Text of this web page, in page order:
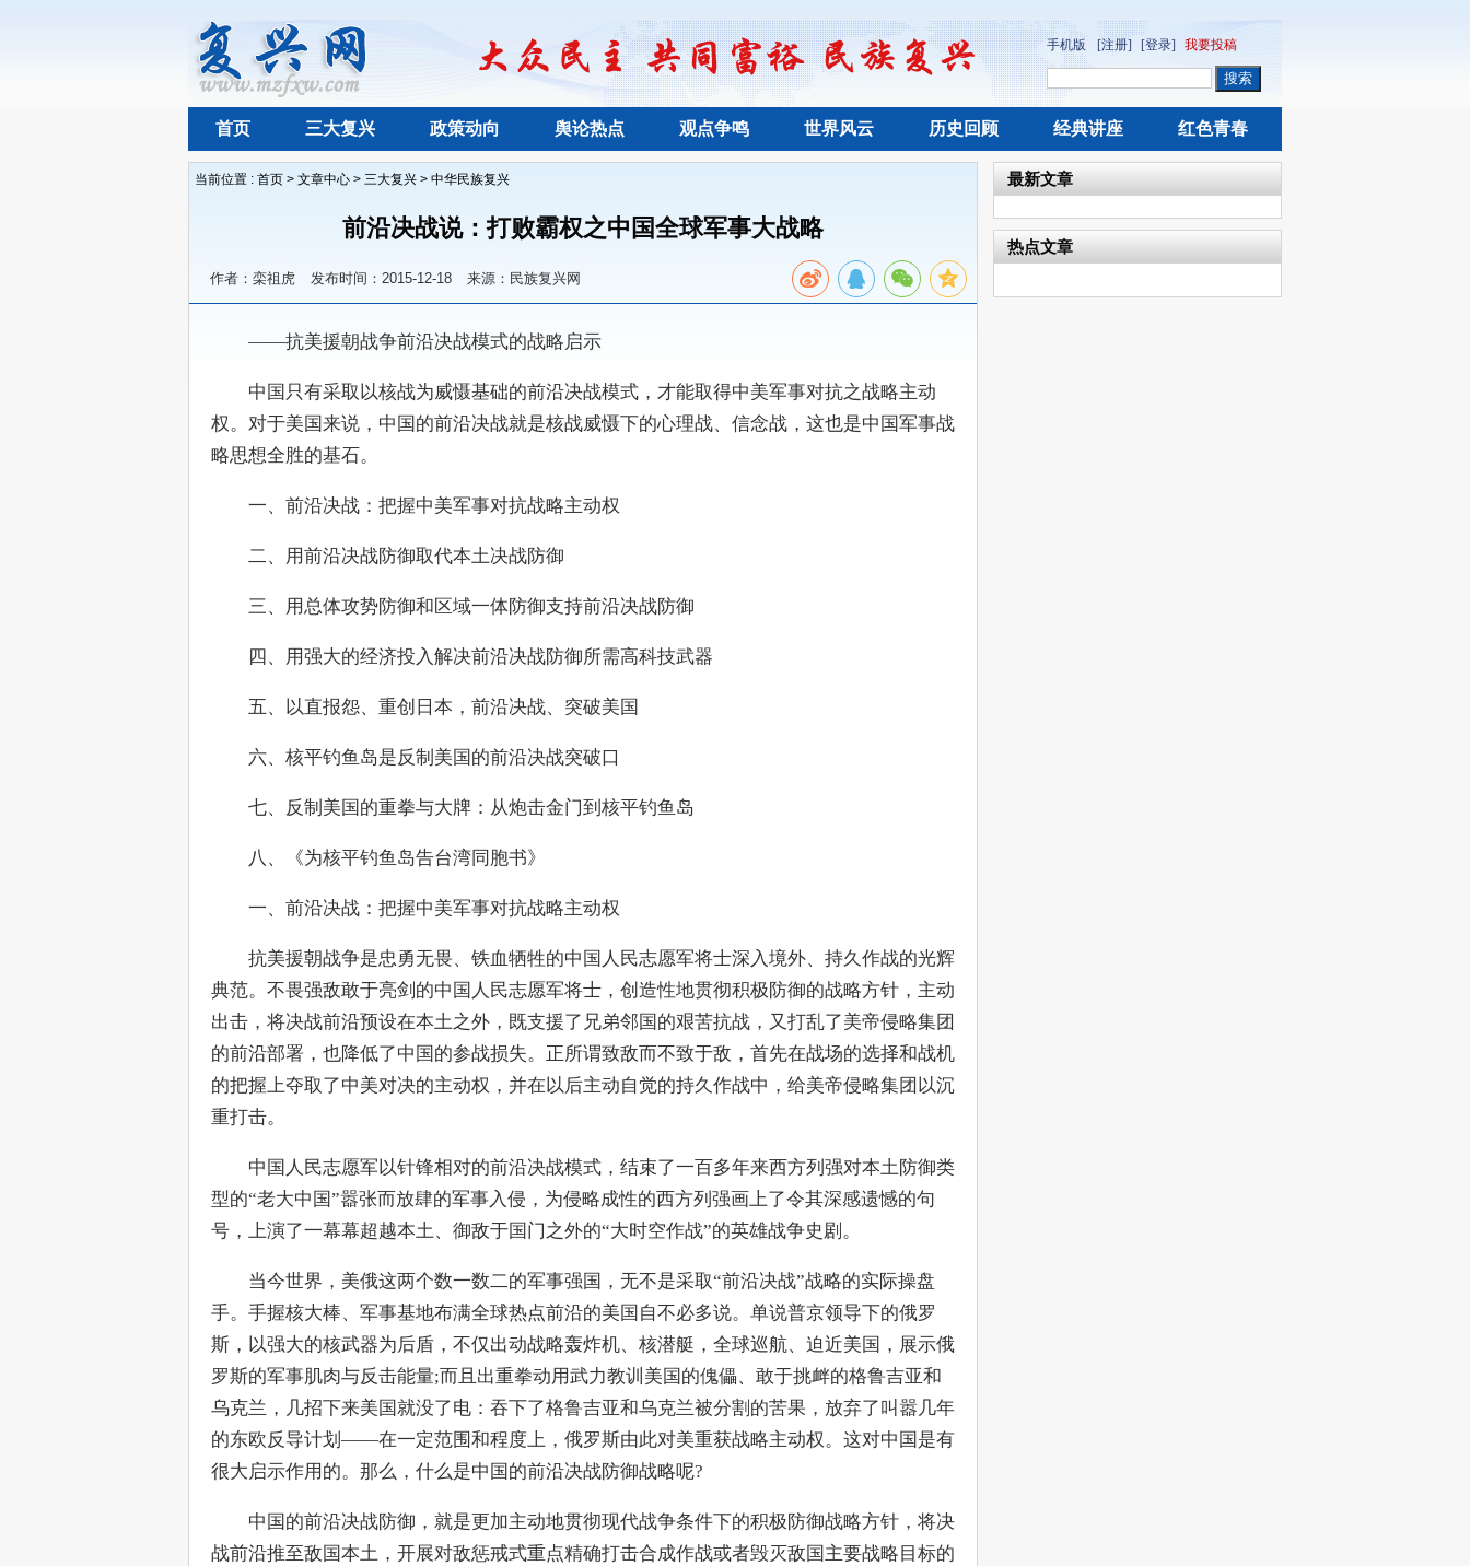
手机版 [注册] [登录] 我要投稿
首页 三大复兴 政策动向 舆论热点 观点争鸣 世界风云 历史回顾 经典讲座 红色青春
当前位置 : 首页 > 文章中心 > 三大复兴 > 中华民族复兴
前沿决战说：打败霸权之中国全球军事大战略
作者：栾祖虎 发布时间：2015-12-18 来源：民族复兴网
——抗美援朝战争前沿决战模式的战略启示
中国只有采取以核战为威慑基础的前沿决战模式，才能取得中美军事对抗之战略主动
权。对于美国来说，中国的前沿决战就是核战威慑下的心理战、信念战，这也是中国军事战
略思想全胜的基石。
一、前沿决战：把握中美军事对抗战略主动权
二、用前沿决战防御取代本土决战防御
三、用总体攻势防御和区域一体防御支持前沿决战防御
四、用强大的经济投入解决前沿决战防御所需高科技武器
五、以直报怨、重创日本，前沿决战、突破美国
六、核平钓鱼岛是反制美国的前沿决战突破口
七、反制美国的重拳与大牌：从炮击金门到核平钓鱼岛
八、《为核平钓鱼岛告台湾同胞书》
一、前沿决战：把握中美军事对抗战略主动权
抗美援朝战争是忠勇无畏、铁血牺牲的中国人民志愿军将士深入境外、持久作战的光辉
典范。不畏强敌敢于亮剑的中国人民志愿军将士，创造性地贯彻积极防御的战略方针，主动
出击，将决战前沿预设在本土之外，既支援了兄弟邻国的艰苦抗战，又打乱了美帝侵略集团
的前沿部署，也降低了中国的参战损失。正所谓致敌而不致于敌，首先在战场的选择和战机
的把握上夺取了中美对决的主动权，并在以后主动自觉的持久作战中，给美帝侵略集团以沉
重打击。
中国人民志愿军以针锋相对的前沿决战模式，结束了一百多年来西方列强对本土防御类
型的“老大中国”嚣张而放肆的军事入侵，为侵略成性的西方列强画上了令其深感遗憾的句
号，上演了一幕幕超越本土、御敌于国门之外的“大时空作战”的英雄战争史剧。
当今世界，美俄这两个数一数二的军事强国，无不是采取“前沿决战”战略的实际操盘
手。手握核大棒、军事基地布满全球热点前沿的美国自不必多说。单说普京领导下的俄罗
斯，以强大的核武器为后盾，不仅出动战略轰炸机、核潜艇，全球巡航、迫近美国，展示俄
罗斯的军事肌肉与反击能量;而且出重拳动用武力教训美国的傀儡、敢于挑衅的格鲁吉亚和
乌克兰，几招下来美国就没了电：吞下了格鲁吉亚和乌克兰被分割的苦果，放弃了叫嚣几年
的东欧反导计划——在一定范围和程度上，俄罗斯由此对美重获战略主动权。这对中国是有
很大启示作用的。那么，什么是中国的前沿决战防御战略呢?
中国的前沿决战防御，就是更加主动地贯彻现代战争条件下的积极防御战略方针，将决
战前沿推至敌国本土，开展对敌惩戒式重点精确打击合成作战或者毁灭敌国主要战略目标的
最新文章
热点文章